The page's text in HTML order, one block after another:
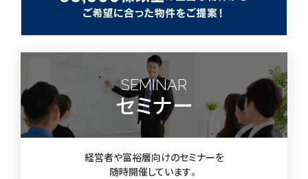
SEMINAR
セミナー
経営者や富裕層向けのセミナーを
随時開催しています。